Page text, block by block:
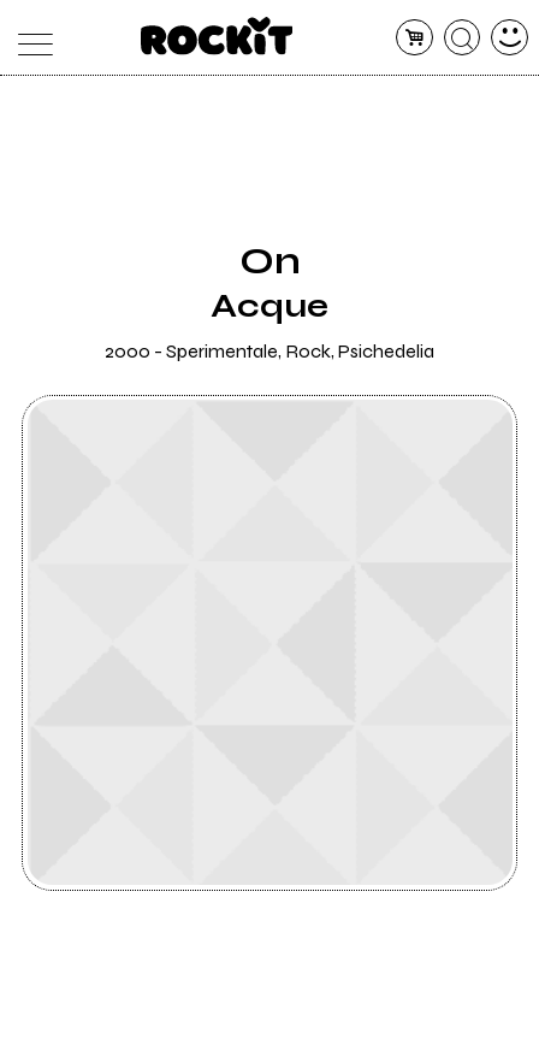
On
Acque
2000 - Sperimentale, Rock, Psichedelia